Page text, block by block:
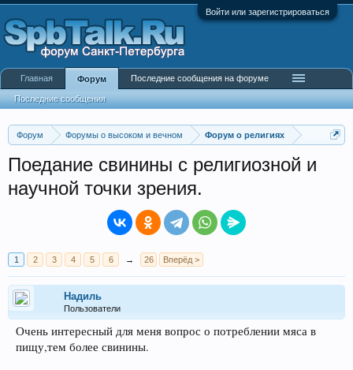
Войти или зарегистрироваться
Форум Форумы о высоком и вечном Форум о религиях
Поедание свинины с религиозной и
научной точки зрения.
1 2 3 4 5 6 → 26 Вперёд >
Надиль
Пользователи
Очень интересный для меня вопрос о потреблении мяса в
пищу,тем более свинины.
Главная Форум
Последние сообщения
Последние сообщения на форуме